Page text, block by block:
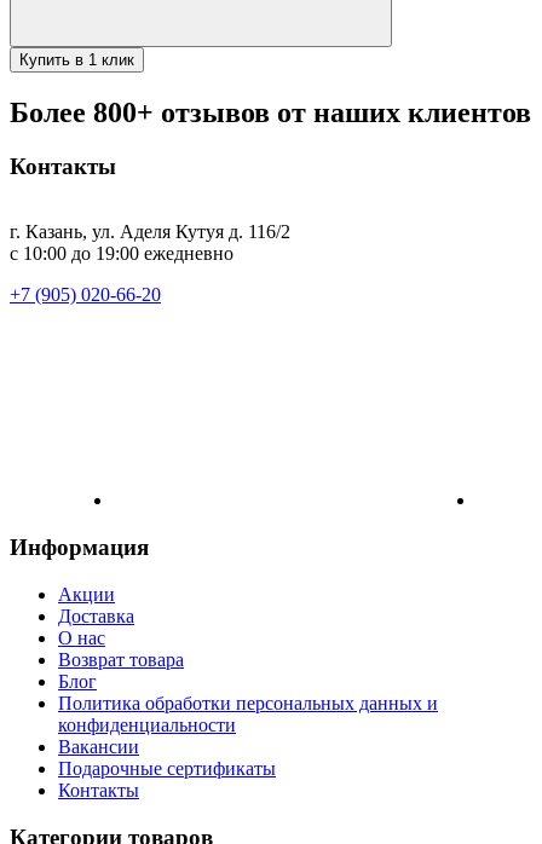
Купить в 1 клик
Более 800+ отзывов от наших клиентов
Контакты
г. Казань, ул. Аделя Кутуя д. 116/2
с 10:00 до 19:00 ежедневно
+7 (905) 020-66-20
Информация
Акции
Доставка
О нас
Возврат товара
Блог
Политика обработки персональных данных и
конфиденциальности
Вакансии
Подарочные сертификаты
Контакты
Категории товаров